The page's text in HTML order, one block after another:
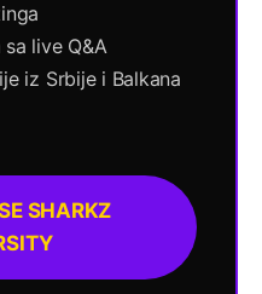
live Q&A
iz Srbije i Balkana
SHARKZ